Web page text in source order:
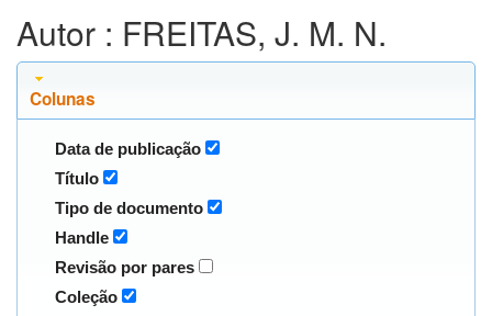
Autor : FREITAS, J. M. N.
Colunas
Data de publicação
Título
Tipo de documento
Handle
Revisão por pares
Coleção